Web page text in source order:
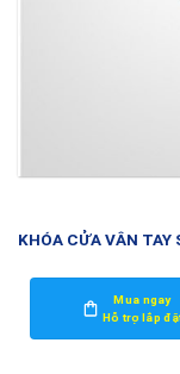
KHÓA CỬA VÂN
Mua ngay
Hỗ trợ lắp